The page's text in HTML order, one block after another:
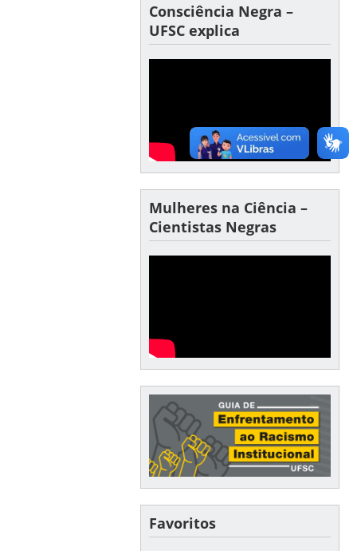
Consciência Negra –
UFSC explica
Mulheres na Ciência –
Cientistas Negras
Favoritos